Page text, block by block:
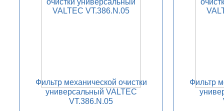
Фильтр механической очистки
универсальный VALTEC
VT.386.N.05
Фильтр